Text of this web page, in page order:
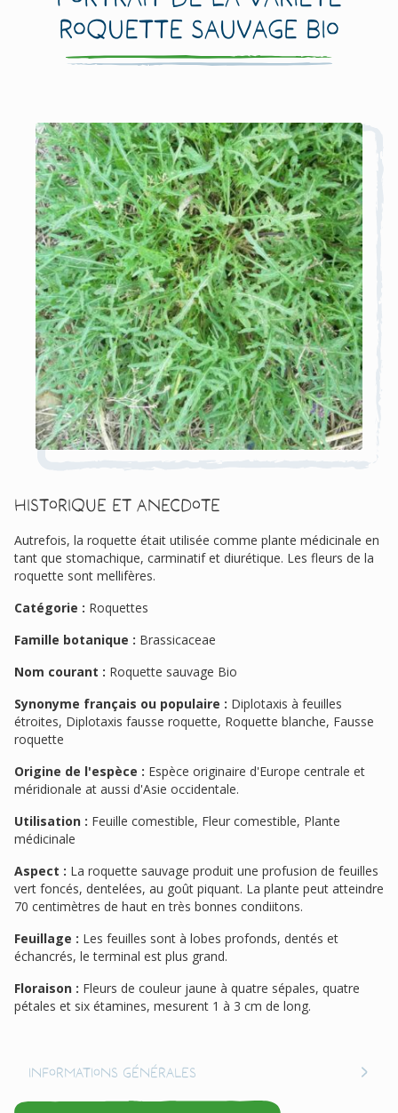
Roquette sauvage Bio
Historique et anecdote
Autrefois, la roquette était utilisée comme plante médicinale en
tant que stomachique, carminatif et diurétique. Les fleurs de la
roquette sont mellifères.
Catégorie : Roquettes
Famille botanique : Brassicaceae
Nom courant : Roquette sauvage Bio
Synonyme français ou populaire : Diplotaxis à feuilles
étroites, Diplotaxis fausse roquette, Roquette blanche, Fausse
roquette
Origine de l'espèce : Espèce originaire d'Europe centrale et
méridionale at aussi d'Asie occidentale.
Utilisation : Feuille comestible, Fleur comestible, Plante
médicinale
Aspect : La roquette sauvage produit une profusion de feuilles
vert foncés, dentelées, au goût piquant. La plante peut atteindre
70 centimètres de haut en très bonnes condiitons.
Feuillage : Les feuilles sont à lobes profonds, dentés et
échancrés, le terminal est plus grand.
Floraison : Fleurs de couleur jaune à quatre sépales, quatre
pétales et six étamines, mesurent 1 à 3 cm de long.
Informations générales